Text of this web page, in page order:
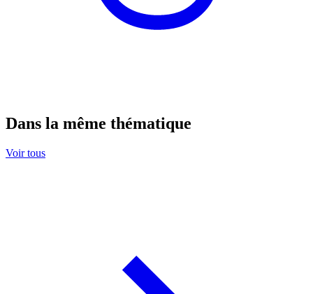
Dans la même thématique
Voir tous